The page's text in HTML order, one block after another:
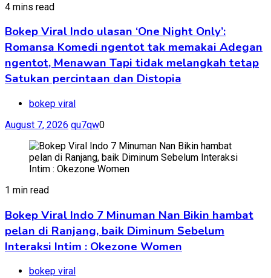
4 mins read
Bokep Viral Indo ulasan ‘One Night Only’:
Romansa Komedi ngentot tak memakai Adegan
ngentot, Menawan Tapi tidak melangkah tetap
Satukan percintaan dan Distopia
bokep viral
August 7, 2026 qu7qw0
1 min read
Bokep Viral Indo 7 Minuman Nan Bikin hambat
pelan di Ranjang, baik Diminum Sebelum
Interaksi Intim : Okezone Women
bokep viral